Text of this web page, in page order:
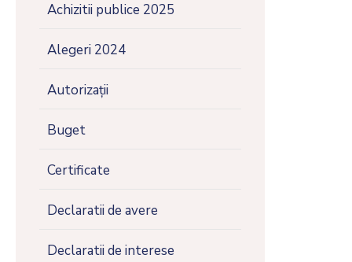
Achizitii publice 2025
Alegeri 2024
Autorizații
Buget
Certificate
Declaratii de avere
Declaratii de interese